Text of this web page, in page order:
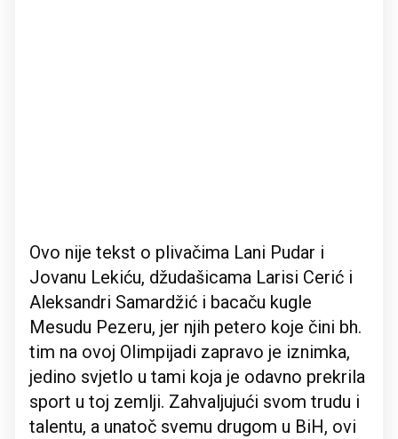
Ovo nije tekst o plivačima Lani Pudar i
Jovanu Lekiću, džudašicama Larisi Cerić i
Aleksandri Samardžić i bacaču kugle
Mesudu Pezeru, jer njih petero koje čini bh.
tim na ovoj Olimpijadi zapravo je iznimka,
jedino svjetlo u tami koja je odavno prekrila
sport u toj zemlji. Zahvaljujući svom trudu i
talentu, a unatoč svemu drugom u BiH, ovi